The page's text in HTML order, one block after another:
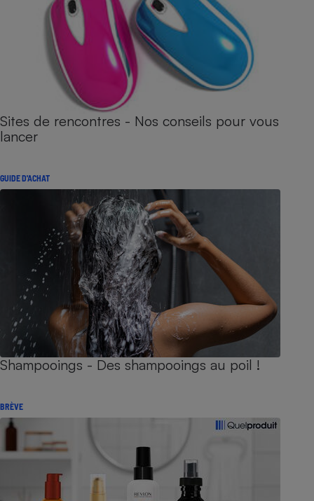
Sites de rencontres - Nos conseils pour vous
lancer
GUIDE D'ACHAT
Shampooings - Des shampooings au poil !
BRÈVE